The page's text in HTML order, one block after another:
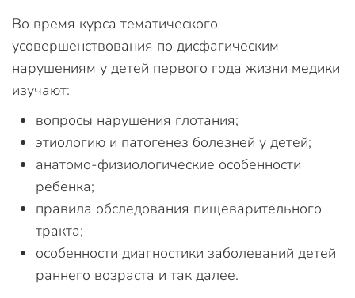
Во время курса тематического
усовершенствования по дисфагическим
нарушениям у детей первого года жизни медики
изучают:
вопросы нарушения глотания;
этиологию и патогенез болезней у детей;
анатомо-физиологические особенности
ребенка;
правила обследования пищеварительного
тракта;
особенности диагностики заболеваний детей
раннего возраста и так далее.